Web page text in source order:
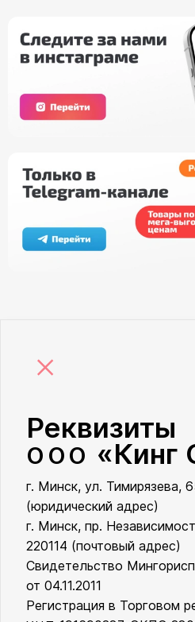
×
Реквизиты
ООО «Кинг
ООО «Кинг Стайл»
г. Минск, ул. Тимирязева,
(юридический адрес)
г. Минск, пр.
220114 (почтовый адрес)
Свидетельство
от 04.11.2011
Регистрация в Торговом